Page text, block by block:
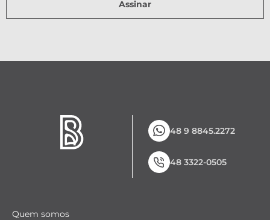
Assinar
48 9 8845.2272
48 3322-0505
Quem somos